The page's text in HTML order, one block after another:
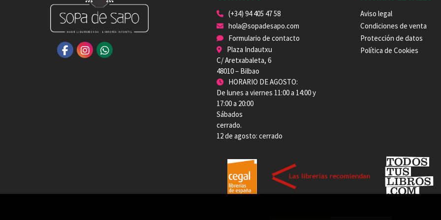
(+34) 94 405 47 58
hola@sopadesapo.com
Formulario de contacto
Plaza Indautxu
C/ Aretxabaleta, 6
48010 – Bilbao
HORARIO DE AGOSTO:
De lunes a viernes 11:00 a 14:00 y
17:00 a 20:00
Sábados
cerrado.
12 de agosto: cerrado
Aviso legal
Condiciones de venta
Protección de datos
Política de Cookies